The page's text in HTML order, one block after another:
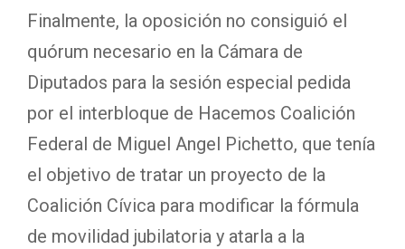
Finalmente, la oposición no consiguió el
quórum necesario en la Cámara de
Diputados para la sesión especial pedida
por el interbloque de Hacemos Coalición
Federal de Miguel Angel Pichetto, que tenía
el objetivo de tratar un proyecto de la
Coalición Cívica para modificar la fórmula
de movilidad jubilatoria y atarla a la